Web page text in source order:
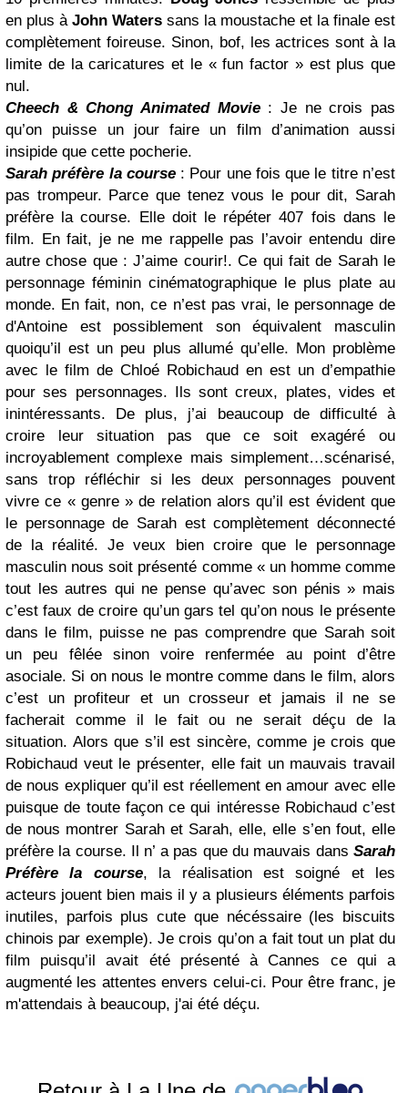
en plus à John Waters sans la moustache et la finale est
complètement foireuse. Sinon, bof, les actrices sont à la
limite de la caricatures et le « fun factor » est plus que
nul.
Cheech & Chong Animated Movie: Je ne crois pas
qu’on puisse un jour faire un film d’animation aussi
insipide que cette pocherie.
Sarah préfère la course: Pour une fois que le titre n’est
pas trompeur. Parce que tenez vous le pour dit, Sarah
préfère la course. Elle doit le répéter 407 fois dans le
film. En fait, je ne me rappelle pas l’avoir entendu dire
autre chose que : J’aime courir!. Ce qui fait de Sarah le
personnage féminin cinématographique le plus plate au
monde. En fait, non, ce n’est pas vrai, le personnage de
d'Antoine est possiblement son équivalent masculin
quoiqu’il est un peu plus allumé qu’elle. Mon problème
avec le film de Chloé Robichaud en est un d’empathie
pour ses personnages. Ils sont creux, plates, vides et
inintéressants. De plus, j’ai beaucoup de difficulté à
croire leur situation pas que ce soit exagéré ou
incroyablement complexe mais simplement…scénarisé,
sans trop réfléchir si les deux personnages pouvent
vivre ce « genre » de relation alors qu’il est évident que
le personnage de Sarah est complètement déconnecté
de la réalité. Je veux bien croire que le personnage
masculin nous soit présenté comme « un homme comme
tout les autres qui ne pense qu’avec son pénis » mais
c’est faux de croire qu’un gars tel qu’on nous le présente
dans le film, puisse ne pas comprendre que Sarah soit
un peu fêlée sinon voire renfermée au point d’être
asociale. Si on nous le montre comme dans le film, alors
c’est un profiteur et un crosseur et jamais il ne se
facherait comme il le fait ou ne serait déçu de la
situation. Alors que s’il est sincère, comme je crois que
Robichaud veut le présenter, elle fait un mauvais travail
de nous expliquer qu’il est réellement en amour avec elle
puisque de toute façon ce qui intéresse Robichaud c’est
de nous montrer Sarah et Sarah, elle, elle s’en fout, elle
préfère la course. Il n’ a pas que du mauvais dans Sarah
Préfère la course, la réalisation est soigné et les
acteurs jouent bien mais il y a plusieurs éléments parfois
inutiles, parfois plus cute que nécéssaire (les biscuits
chinois par exemple). Je crois qu’on a fait tout un plat du
film puisqu’il avait été présenté à Cannes ce qui a
augmenté les attentes envers celui-ci. Pour être franc, je
m'attendais à beaucoup, j'ai été déçu.